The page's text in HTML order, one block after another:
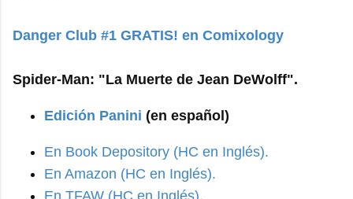
Danger Club #1 GRATIS! en Comixology
Spider-Man: "La Muerte de Jean DeWolff".
Edición Panini (en español)
En Book Depository (HC en Inglés).
En Amazon (HC en Inglés).
En TFAW (HC en Inglés).